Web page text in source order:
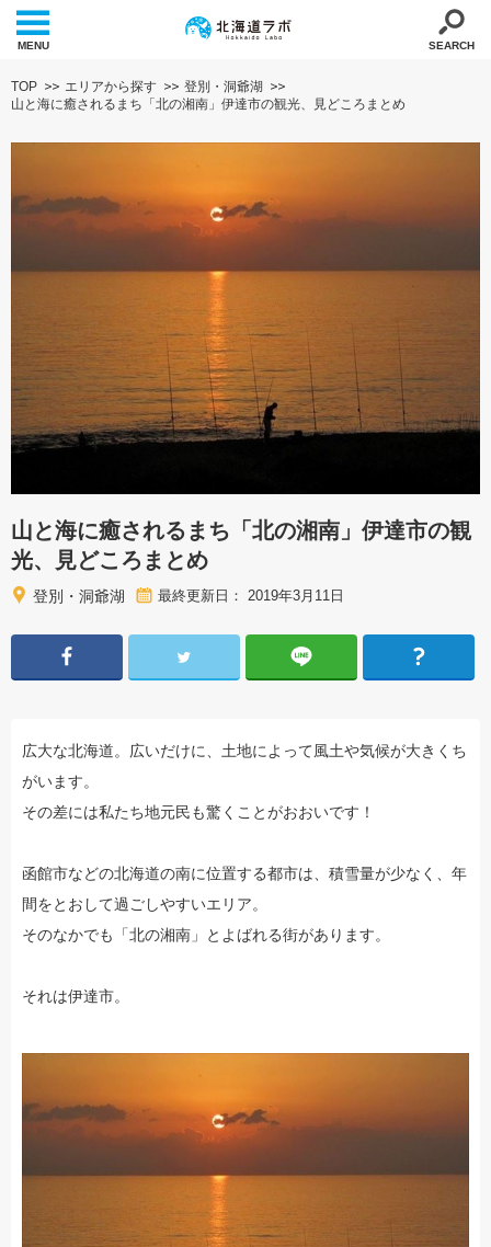
MENU SEARCH
TOP エリアから探す
登別・洞爺湖
山と海に癒されるまち「北の湘南」伊達市の観光、見どころまとめ
山と海に癒されるまち「北の湘南」伊達市の観
光、見どころまとめ
登別・洞爺湖 最終更新日： 2019年3月11日
広大な北海道。広いだけに、土地によって風土や気候が大きくち
がいます。
その差には私たち地元民も驚くことがおおいです！
函館市などの北海道の南に位置する都市は、積雪量が少なく、年
間をとおして過ごしやすいエリア。
そのなかでも「北の湘南」とよばれる街があります。
それは伊達市。